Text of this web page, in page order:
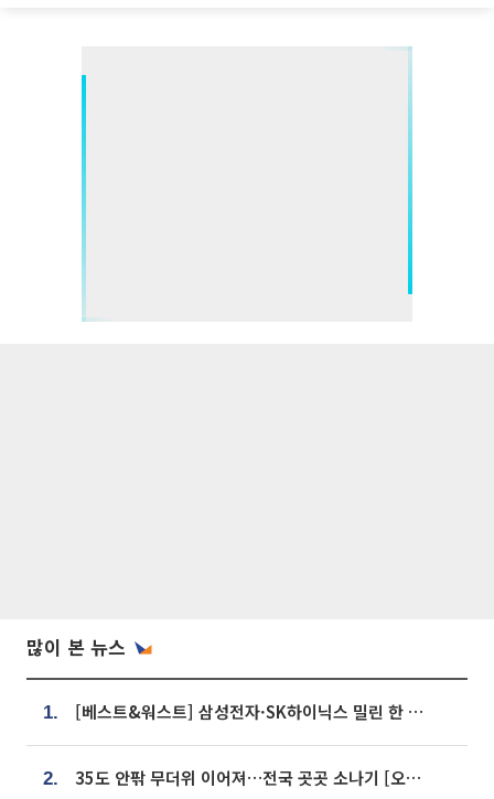
많이 본 뉴스
1. [베스트&워스트] 삼성전자·SK하이닉스 밀린 한 주…상상인증권은 85% 급등
2. 35도 안팎 무더위 이어져…전국 곳곳 소나기 [오늘 날씨]